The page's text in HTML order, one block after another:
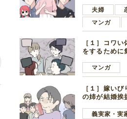
子学生
夫婦
マンガ
［１］コワ
をするために
好きの男の子
マンガ
［１］嫁い
の姉が結婚挨
義実家・実